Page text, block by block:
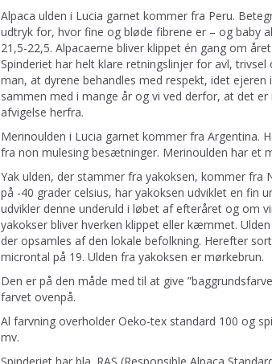
Alpaca ulden i Lucia garnet kommer fra Peru.
udtryk for, hvor fine og bløde fibrene er – og baby
21,5-22,5. Alpacaerne bliver klippet én gang om
Spinderiet har helt klare retningslinjer for avl,
man, at dyrene behandles med respekt, idet
sammen med i mange år og vi ved derfor, at det
afvigelse herfra.
Merinoulden i Lucia garnet kommer fra Argentina.
fra non mulesing besætninger. Merinoulden har et
Yak ulden, der stammer fra yakoksen, kommer fra
på -40 grader celsius, har yakoksen udviklet en fin
udvikler denne underuld i løbet af efteråret og om
yakokser bliver hverken klippet eller kæmmet.
der opsamles af den lokale befolkning. Herefter
microntal på 19. Ulden fra yakoksen er mørkebrun.
Den er på den måde med til at give
farvet ovenpå.
Al farvning overholder Oeko-tex standard 100 og
mv.